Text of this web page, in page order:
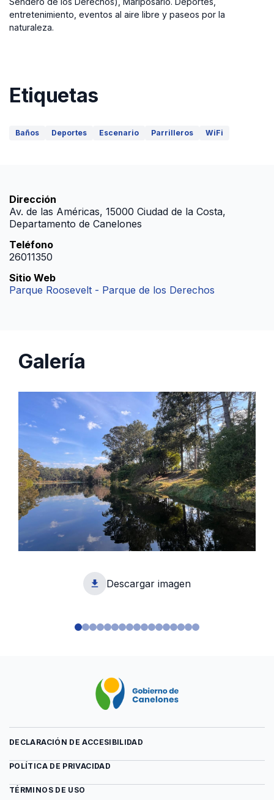
entretenimiento, eventos al aire libre y paseos por la
naturaleza.
Etiquetas
Baños Deportes Escenario Parrilleros WiFi
Dirección
Av. de las Américas, 15000 Ciudad de la Costa,
Departamento de Canelones
Teléfono
26011350
Sitio Web
Parque Roosevelt - Parque de los Derechos
Galería
Descargar imagen
1
DECLARACIÓN DE ACCESIBILIDAD
POLÍTICA DE PRIVACIDAD
TÉRMINOS DE USO